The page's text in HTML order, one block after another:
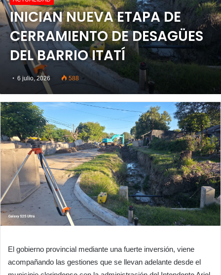
INICIAN NUEVA ETAPA DE
CERRAMIENTO DE DESAGÜES
DEL BARRIO ITATÍ
6 julio, 2026 588
El gobierno provincial mediante una fuerte inversión, viene
acompañando las gestiones que se llevan adelante desde el